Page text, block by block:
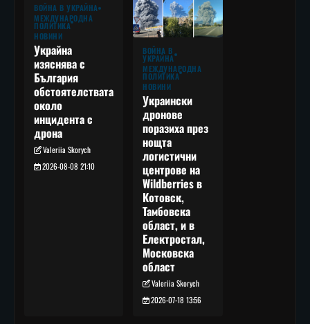
ВОЙНА В УКРАЙНА
МЕЖДУНАРОДНА
ПОЛИТИКА
НОВИНИ
Украйна
изяснява с
България
обстоятелствата
около
инцидента с
дрона
Valeriia Skorych
2026-08-08 21:10
ВОЙНА В
УКРАЙНА
МЕЖДУНАРОДНА
ПОЛИТИКА
НОВИНИ
Украински
дронове
поразиха през
нощта
логистични
центрове на
Wildberries в
Котовск,
Тамбовска
област, и в
Електростал,
Московска
област
Valeriia Skorych
2026-07-18 13:56